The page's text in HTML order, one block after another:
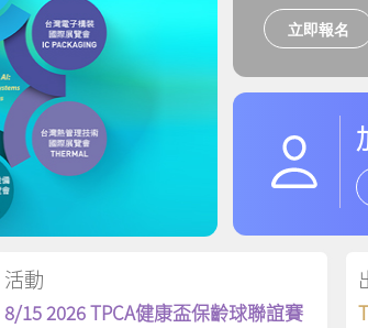
立即報名
活動
8/15 2026 TPCA健康盃保齡球聯誼賽